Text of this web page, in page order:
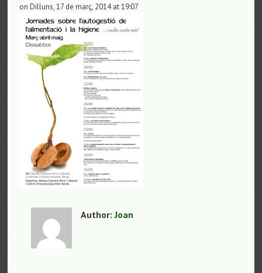
on Dilluns, 17 de març, 2014 at 19:07
Author:Joan